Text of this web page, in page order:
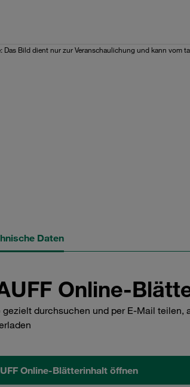
Das Bild dient nur zur Veranschaulichung und kann vom
Daten
Online-
gezielt durchsuchen und per E-Mail teilen,
Online-Blätterinhalt öffnen